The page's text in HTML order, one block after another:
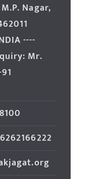
Nagar,
----
Mr.